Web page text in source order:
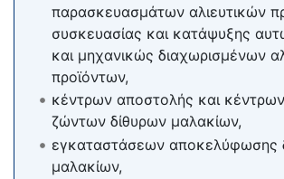
παρασκευασμάτων αλιευτικών
συσκευασίας και κατάψυξης
και μηχανικώς διαχωρισμένων
προϊόντων,
κέντρων αποστολής και
ζώντων δίθυρων μαλακίων,
εγκαταστάσεων αποκελύφωσης
μαλακίων,